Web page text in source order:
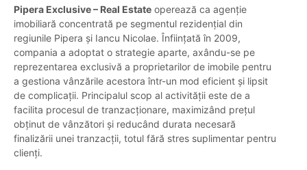
Pipera Exclusive – Real Estate operează ca agenție
imobiliară concentrată pe segmentul rezidențial din
regiunile Pipera și Iancu Nicolae. Înființată în 2009,
compania a adoptat o strategie aparte, axându-se pe
reprezentarea exclusivă a proprietarilor de imobile pentru
a gestiona vânzările acestora într-un mod eficient și lipsit
de complicații. Principalul scop al activității este de a
facilita procesul de tranzacționare, maximizând prețul
obținut de vânzători și reducând durata necesară
finalizării unei tranzacții, totul fără stres suplimentar pentru
clienți.